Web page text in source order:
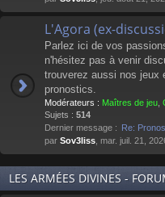
L'Agora (ex-
Parlez ici de vos
n'hésitez pas à venir
trouverez aussi nos jeux
pronostics.
Modérateurs : Maîtres de jeu
Sujets : 514
Dernier message : Re:
par Sov3liss , mar. juil. 21,
LES ARMÉES DIVINES -